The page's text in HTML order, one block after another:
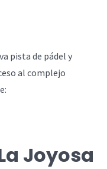
pista de pádel y
al complejo
Joyosa